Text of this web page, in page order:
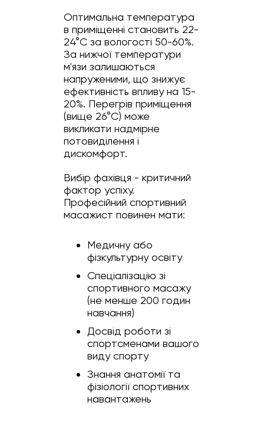
Оптимальна температура
в приміщенні становить 22-
24°C за вологості 50-60%.
За нижчої температури
м'язи залишаються
напруженими, що знижує
ефективність впливу на 15-
20%. Перегрів приміщення
(вище 26°C) може
викликати надмірне
потовиділення і
дискомфорт.
Вибір фахівця - критичний
фактор успіху.
Професійний спортивний
масажист повинен мати:
Медичну або
фізкультурну освіту
Спеціалізацію зі
спортивного масажу
(не менше 200 годин
навчання)
Досвід роботи зі
спортсменами вашого
виду спорту
Знання анатомії та
фізіології спортивних
навантажень